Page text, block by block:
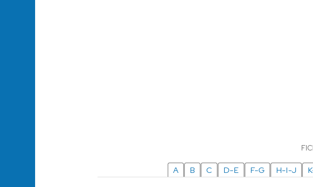
A B C D-E F-G H-I-J